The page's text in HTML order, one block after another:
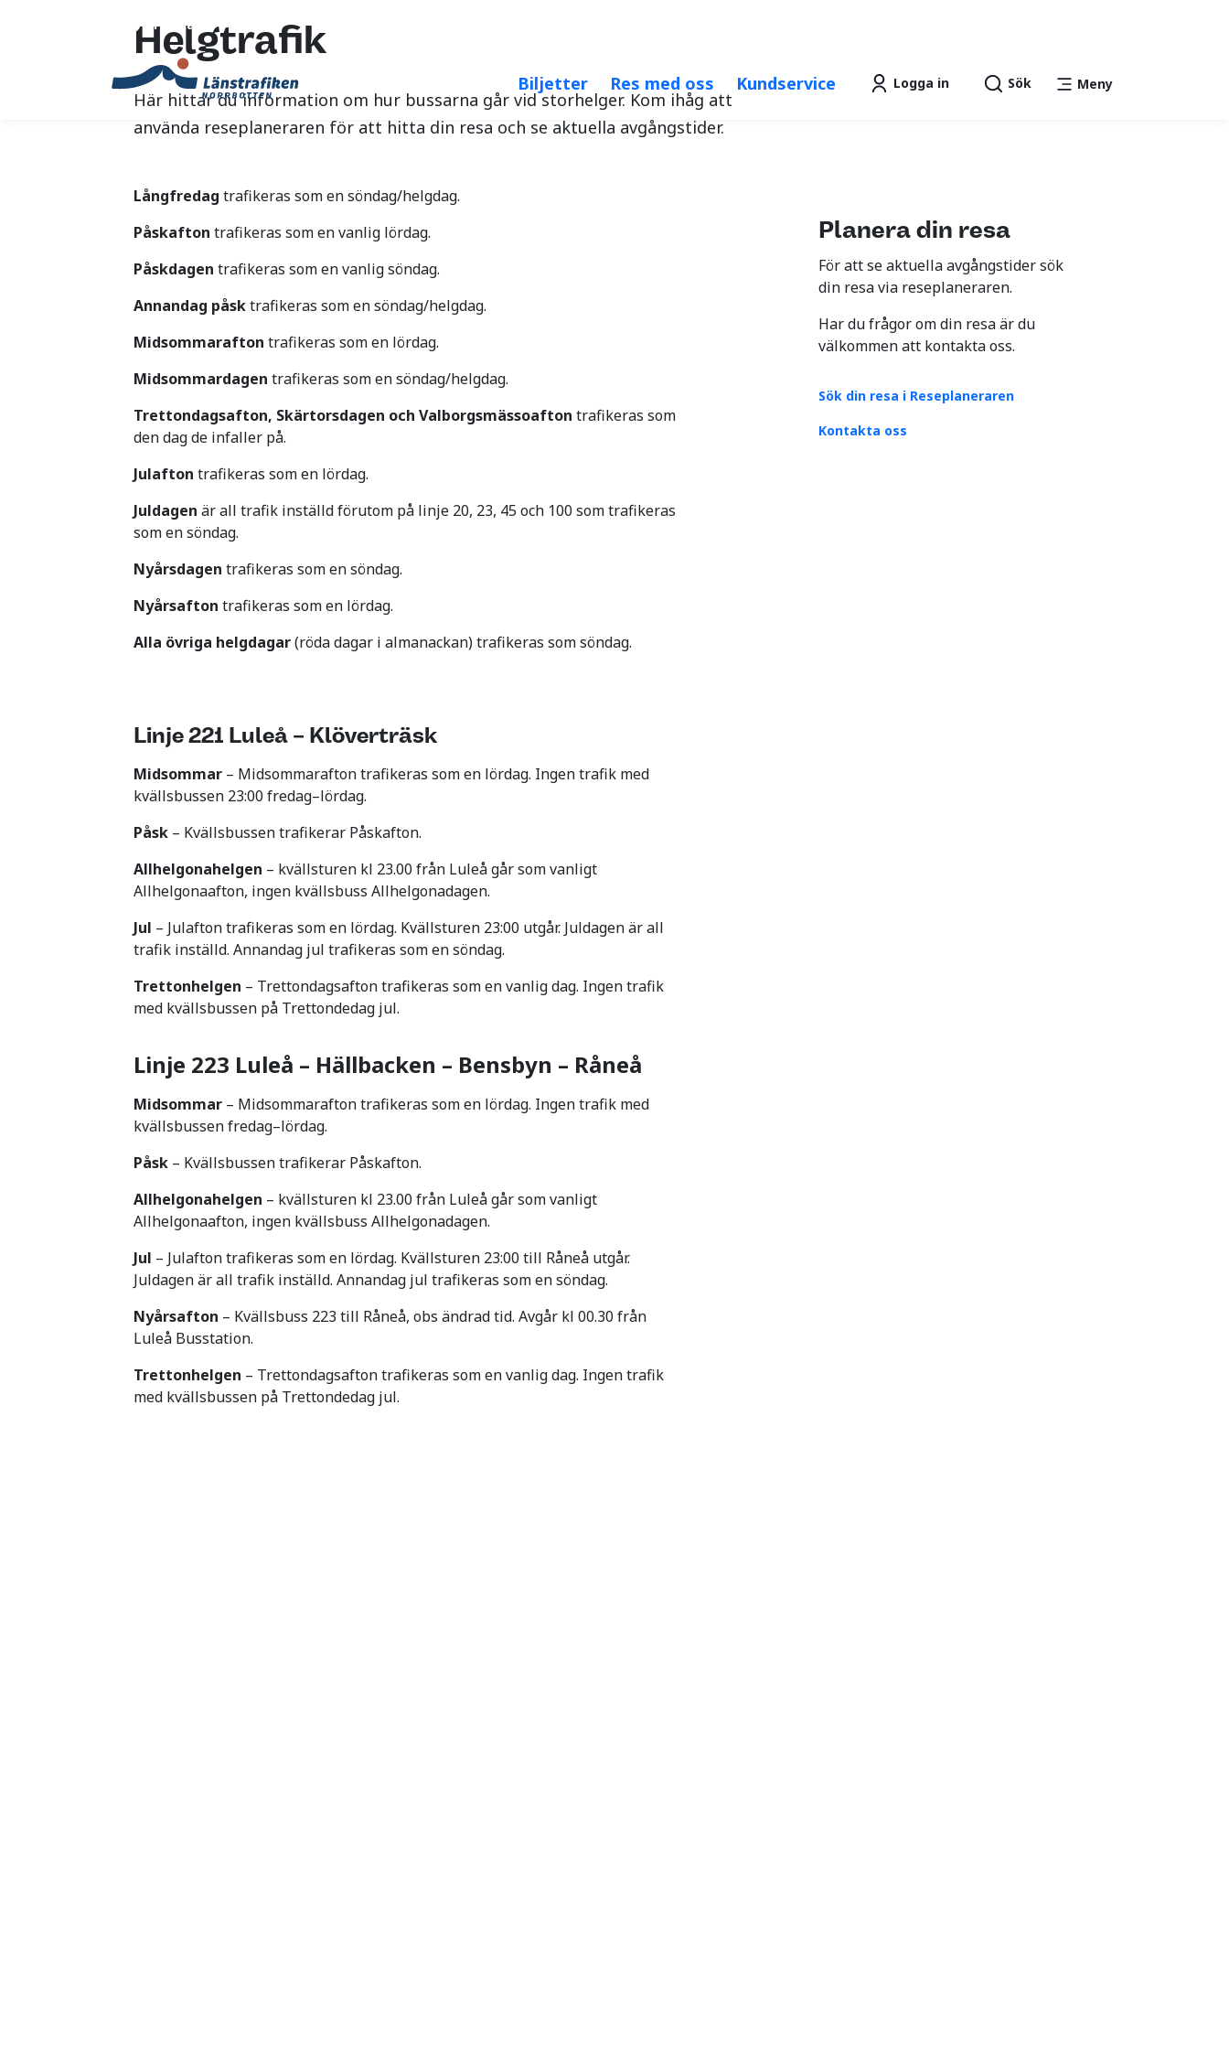
Translate
Biljetter Res med oss Kundservice Logga in Sök Meny
Helgtrafik
Här hittar du information om hur bussarna går vid storhelger. Kom ihåg att
använda reseplaneraren för att hitta din resa och se aktuella avgångstider.
Långfredag trafikeras som en söndag/helgdag.
Påskafton trafikeras som en vanlig lördag.
Påskdagen trafikeras som en vanlig söndag.
Annandag påsktrafikeras som en söndag/helgdag.
Midsommarafton trafikeras som en lördag.
Midsommardagen trafikeras som en söndag/helgdag.
Trettondagsafton, Skärtorsdagen och Valborgsmässoafton trafikeras som
den dag de infaller på.
Julafton trafikeras som en lördag.
Juldagen är all trafik inställd förutom på linje 20, 23, 45 och 100 som trafikeras
som en söndag.
Nyårsdagen trafikeras som en söndag.
Nyårsafton trafikeras som en lördag.
Alla övriga helgdagar(röda dagar i almanackan) trafikeras som söndag.
Linje 221 Luleå – Klöverträsk
Midsommar – Midsommarafton trafikeras som en lördag. Ingen trafik med
kvällsbussen 23:00 fredag–lördag.
Påsk – Kvällsbussen trafikerar Påskafton.
Allhelgonahelgen – kvällsturen kl 23.00 från Luleå går som vanligt
Allhelgonaafton, ingen kvällsbuss Allhelgonadagen.
Jul – Julafton trafikeras som en lördag. Kvällsturen 23:00 utgår. Juldagen är all
trafik inställd. Annandag jul trafikeras som en söndag.
Trettonhelgen – Trettondagsafton trafikeras som en vanlig dag. Ingen trafik
med kvällsbussen på Trettondedag jul.
Linje 223 Luleå – Hällbacken – Bensbyn – Råneå
Midsommar – Midsommarafton trafikeras som en lördag. Ingen trafik med
kvällsbussen fredag–lördag.
Påsk – Kvällsbussen trafikerar Påskafton.
Allhelgonahelgen – kvällsturen kl 23.00 från Luleå går som vanligt
Allhelgonaafton, ingen kvällsbuss Allhelgonadagen.
Jul – Julafton trafikeras som en lördag. Kvällsturen 23:00 till Råneå utgår.
Juldagen är all trafik inställd. Annandag jul trafikeras som en söndag.
Nyårsafton – Kvällsbuss 223 till Råneå, obs ändrad tid. Avgår kl 00.30 från
Luleå Busstation.
Trettonhelgen – Trettondagsafton trafikeras som en vanlig dag. Ingen trafik
med kvällsbussen på Trettondedag jul.
Planera din resa
För att se aktuella avgångstider sök
din resa via reseplaneraren.
Har du frågor om din resa är du
välkommen att kontakta oss.
Sök din resa i Reseplaneraren
Kontakta oss